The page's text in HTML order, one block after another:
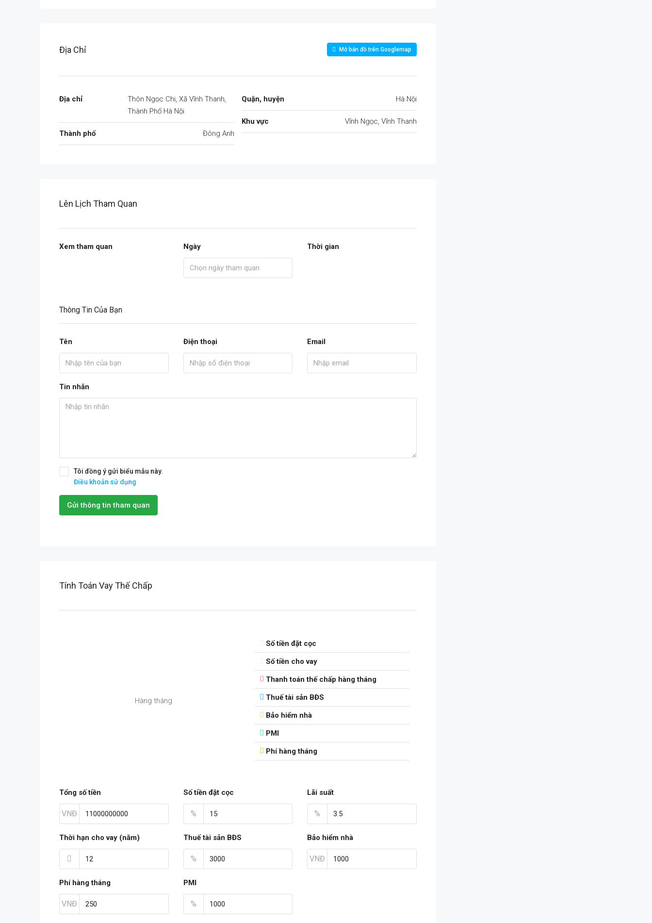
Địa Chỉ Mở bản đồ trên Googlemap
Địa chỉ
Thôn Ngọc Chi, Xã Vĩnh Thanh,
Thành Phố Hà Nội
Thành phố Đông Anh
Quận, huyện Hà Nội
Khu vực Vĩnh Ngọc, Vĩnh Thanh
Lên Lịch Tham Quan
Xem tham quan Ngày Thời gian
Thông Tin Của Bạn
Tên Điện thoại Email
Tin nhắn
Tôi đồng ý gửi biểu mẫu này.
Điều khoản sử dụng
Gửi thông tin tham quan
Tính Toán Vay Thế Chấp
Hàng tháng
Số tiền đặt cọc
Số tiền cho vay
Thanh toán thế chấp hàng tháng
Thuế tài sản BĐS
Bảo hiểm nhà
PMI
Phí hàng tháng
Tổng số tiền
VNĐ
Số tiền đặt cọc
%
Lãi suất
%
Thời hạn cho vay (năm) Thuế tài sản BĐS
%
Bảo hiểm nhà
VNĐ
Phí hàng tháng
VNĐ
PMI
%